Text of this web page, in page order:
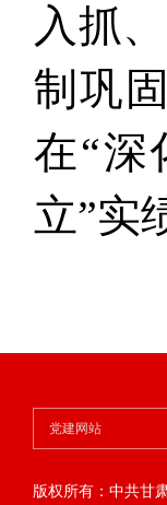
入抓
制巩
在“深
立”实
版权所有：中共甘